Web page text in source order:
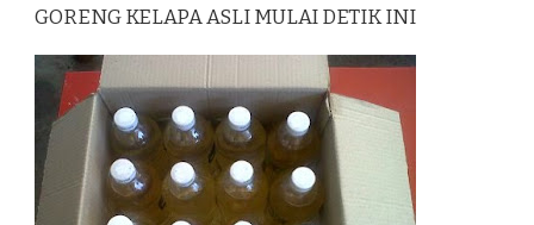
GORENG KELAPA ASLI MULAI DETIK INI